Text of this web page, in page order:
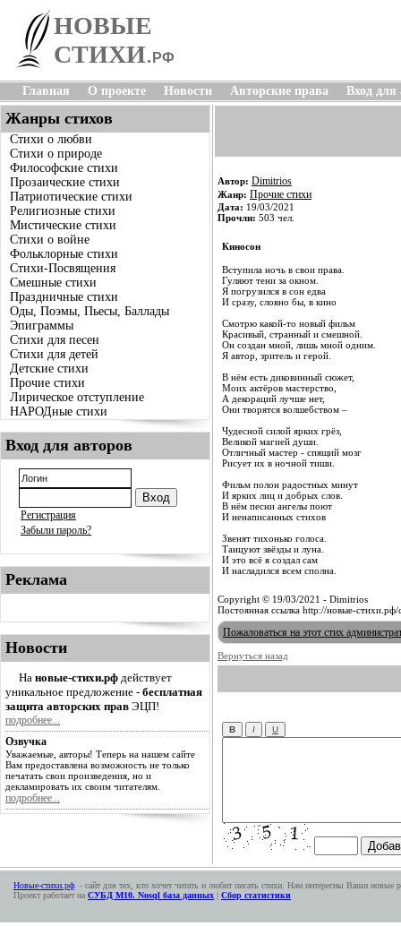
НОВЫЕ
СТИХИ. РФ
Главная О проекте Новости Авторские права Вход для
Жанры стихов
Стихи о любви
Стихи о природе
Философские стихи
Прозаические стихи
Патриотические стихи
Религиозные стихи
Мистические стихи
Стихи о войне
Фольклорные стихи
Стихи-Посвящения
Смешные стихи
Праздничные стихи
Оды, Поэмы, Пьесы, Баллады
Эпиграммы
Стихи для песен
Стихи для детей
Детские стихи
Прочие стихи
Лирическое отступление
НАРОДные стихи
Вход для авторов
Регистрация
Забыли пароль?
Реклама
Новости
На новые-стихи.рф действует
уникальное предложение - бесплатная
защита авторских прав ЭЦП!
подробнее...
Озвучка
Уважаемые, авторы! Теперь на нашем сайте
Вам предоставлена возможность не только
печатать свои произведения, но и
декламировать их своим читателям.
подробнее...
Автор: Dimitrios
Жанр: Прочие стихи
Дата: 19/03/2021
Прочли: 503 чел.
Киносон
Вступила ночь в свои права.
Гуляют тени за окном.
Я погрузился в сон едва
И сразу, словно бы, в кино
Смотрю какой-то новый фильм
Красивый, странный и смешной.
Он создан мной, лишь мной одним.
Я автор, зритель и герой.
В нём есть диковинный сюжет,
Моих актёров мастерство,
А декораций лучше нет,
Они творятся волшебством –
Чудесной силой ярких грёз,
Великой магией души.
Отличный мастер - спящий мозг
Рисует их в ночной тиши.
Фильм полон радостных минут
И ярких лиц и добрых слов.
В нём песни ангелы поют
И ненаписанных стихов
Звенят тихонько голоса.
Танцуют звёзды и луна.
И это всё я создал сам
И насладился всем сполна.
Copyright © 19/03/2021 - Dimitrios
Постоянная ссылка http://новые-
Пожаловаться на этот стих
Вернуться назад
Новые-стихи.рф - сайт для тех, кто хочет читать и любит писать стихи. Нам интересны Ваши новые
Проект работает на СУБД М10. Nosql база данных | Сбор статистики